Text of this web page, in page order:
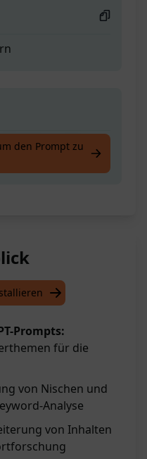
in der
den Prompt zu
Prompts:
für die
von Nischen und
Analyse
von Inhalten